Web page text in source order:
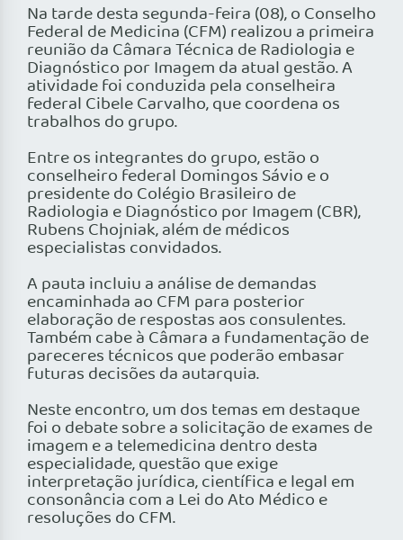
Na tarde desta segunda-feira (08), o Conselho
Federal de Medicina (CFM) realizou a primeira
reunião da Câmara Técnica de Radiologia e
Diagnóstico por Imagem da atual gestão. A
atividade foi conduzida pela conselheira
federal Cibele Carvalho, que coordena os
trabalhos do grupo.
Entre os integrantes do grupo, estão o
conselheiro federal Domingos Sávio e o
presidente do Colégio Brasileiro de
Radiologia e Diagnóstico por Imagem (CBR),
Rubens Chojniak, além de médicos
especialistas convidados.
A pauta incluiu a análise de demandas
encaminhada ao CFM para posterior
elaboração de respostas aos consulentes.
Também cabe à Câmara a fundamentação de
pareceres técnicos que poderão embasar
futuras decisões da autarquia.
Neste encontro, um dos temas em destaque
foi o debate sobre a solicitação de exames de
imagem e a telemedicina dentro desta
especialidade, questão que exige
interpretação jurídica, científica e legal em
consonância com a Lei do Ato Médico e
resoluções do CFM.